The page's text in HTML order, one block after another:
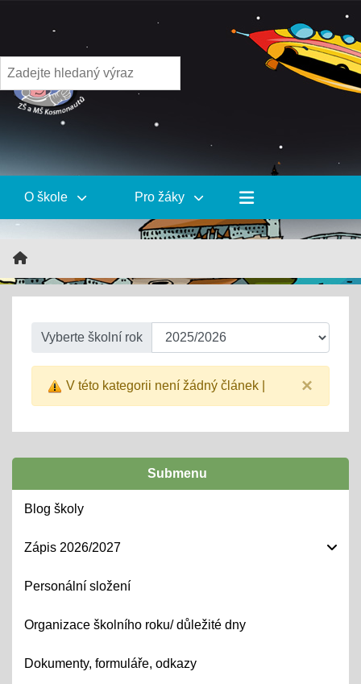
O škole Pro žáky
Vyberte školní rok
×
V této kategorii není žádný článek |
Submenu
Blog školy
Zápis 2026/2027
Personální složení
Organizace školního roku/ důležité dny
Dokumenty, formuláře, odkazy